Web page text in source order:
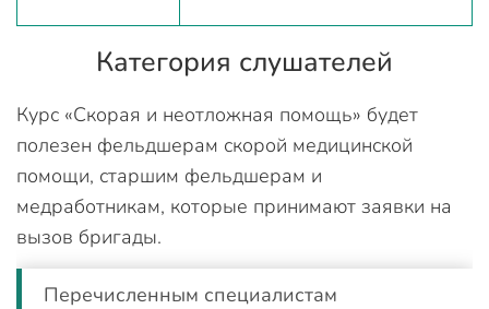
Категория слушателей
Курс «Скорая и неотложная помощь» будет
полезен фельдшерам скорой медицинской
помощи, старшим фельдшерам и
медработникам, которые принимают заявки на
вызов бригады.
Перечисленным специалистам